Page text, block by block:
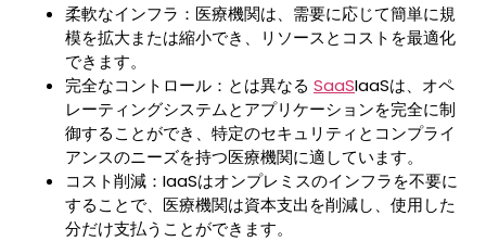
柔軟なインフラ：医療機関は、需要に応じて簡単に規
模を拡大または縮小でき、リソースとコストを最適化
できます。
完全なコントロール：とは異なる SaaSIaaSは、オペ
レーティングシステムとアプリケーションを完全に制
御することができ、特定のセキュリティとコンプライ
アンスのニーズを持つ医療機関に適しています。
コスト削減：IaaSはオンプレミスのインフラを不要に
することで、医療機関は資本支出を削減し、使用した
分だけ支払うことができます。